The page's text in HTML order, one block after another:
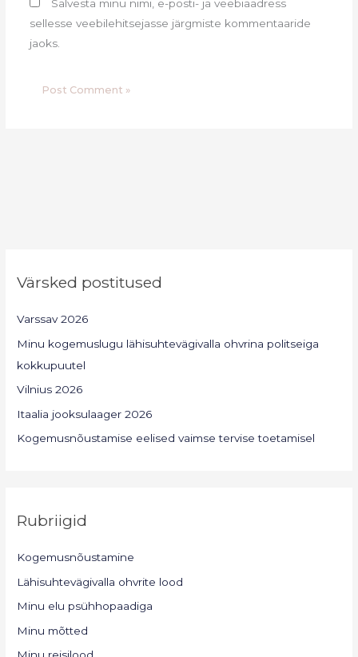
Salvesta minu nimi, e-posti- ja veebiaadress
sellesse veebilehitsejasse järgmiste kommentaaride
jaoks.
Värsked postitused
Varssav 2026
Minu kogemuslugu lähisuhtevägivalla ohvrina politseiga
kokkupuutel
Vilnius 2026
Itaalia jooksulaager 2026
Kogemusnõustamise eelised vaimse tervise toetamisel
Rubriigid
Kogemusnõustamine
Lähisuhtevägivalla ohvrite lood
Minu elu psühhopaadiga
Minu mõtted